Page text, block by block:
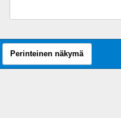
Perinteinen näkymä